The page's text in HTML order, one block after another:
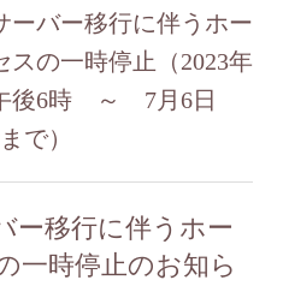
ーバー移行に伴うホー
スの一時停止（2023年
後6時 ～ 7月6日
で）
ー移行に伴うホー
一時停止のお知ら